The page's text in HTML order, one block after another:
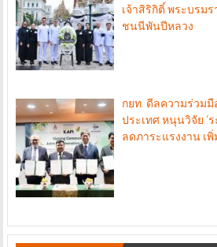
เจ้าสิริกิติ์ พระบรม
ชนนีพันปีหลวง
กยท. ดีลความร่วมมื
ประเทศ หนุนวิจัย ‘
ลดภาระแรงงาน เ